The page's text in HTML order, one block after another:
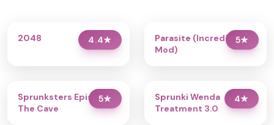
4.4★
2048 5★
Parasite (Incredibox
Mod)
5★
Sprunksters Episode 2:
The Cave
4★
Sprunki Wenda
Treatment 3.0